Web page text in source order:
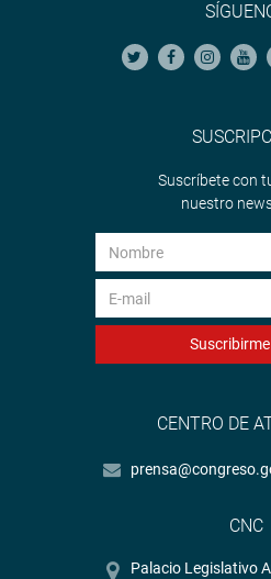
Suscríbete con
nuestro
Suscribirme
CENTRO DE
CNC
Palacio Legislativo